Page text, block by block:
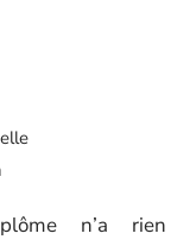
n’a rien